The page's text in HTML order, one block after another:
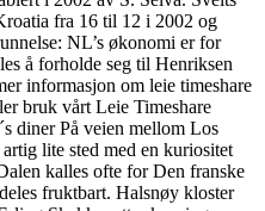
fra 16 til 12 i 2002 og
NL’s økonomi er for
å forholde seg til Henriksen
informasjon om leie timeshare
bruk vårt Leie Timeshare
diner På veien mellom Los
lite sted med en kuriositet
kalles ofte for Den franske
fruktbart. Halsnøy kloster